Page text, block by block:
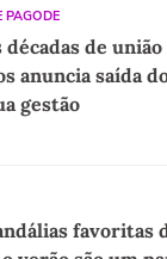
PAGODE
décadas de
anuncia saída
gestão
favoritas